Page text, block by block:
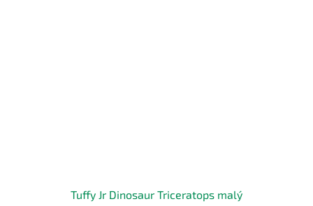
Tuffy Jr Dinosaur Triceratops malý